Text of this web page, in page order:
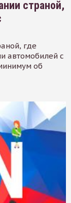
страной,
где
автомобилей с
об